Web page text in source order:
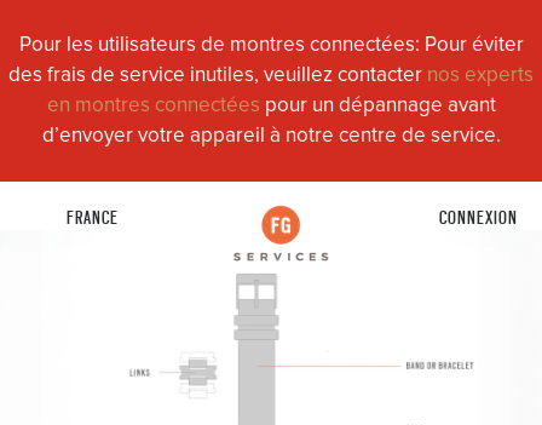
Pour les utilisateurs de montres connectées: Pour éviter
des frais de service inutiles, veuillez contacter nos experts
en montres connectées pour un dépannage avant
d’envoyer votre appareil à notre centre de service.
FRANCE CONNEXION